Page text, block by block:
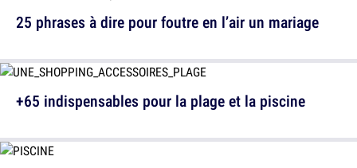
25 phrases à dire pour foutre en l’air un mariage
+65 indispensables pour la plage et la piscine